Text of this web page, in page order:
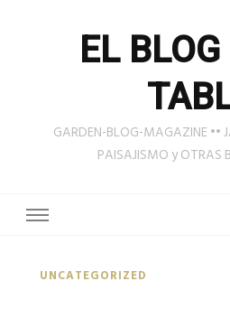
EL
GARDEN-BLOG-MAGAZINE ••
PAISAJISMO y OTRAS
UNCATEGORIZED